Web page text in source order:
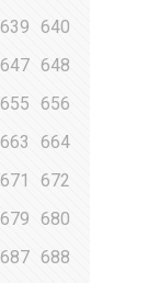
639 640
647 648
655 656
663
664
671
672
679
680
687 688